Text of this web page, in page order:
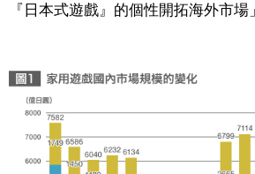
『日本式遊戲』的個性開拓海外市場